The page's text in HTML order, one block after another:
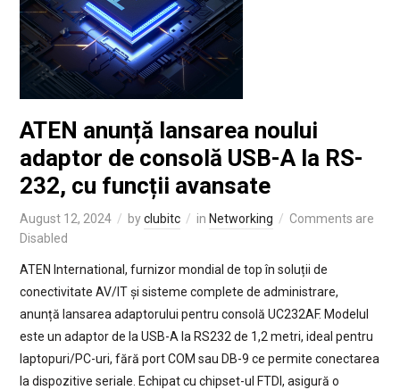
ATEN anunță lansarea noului
adaptor de consolă USB-A la RS-
232, cu funcții avansate
August 12, 2024 byclubitc in Networking
Comments are
Disabled
ATEN International, furnizor mondial de top în soluții de
conectivitate AV/IT și sisteme complete de administrare,
anunță lansarea adaptorului pentru consolă UC232AF. Modelul
este un adaptor de la USB-A la RS232 de 1,2 metri, ideal pentru
laptopuri/PC-uri, fără port COM sau DB-9 ce permite conectarea
la dispozitive seriale. Echipat cu chipset-ul FTDI, asigură o